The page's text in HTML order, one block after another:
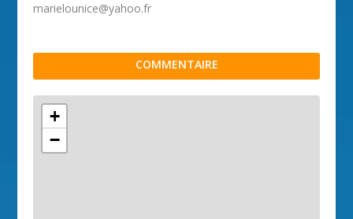
marielounice@yahoo.fr
COMMENTAIRE
+
−